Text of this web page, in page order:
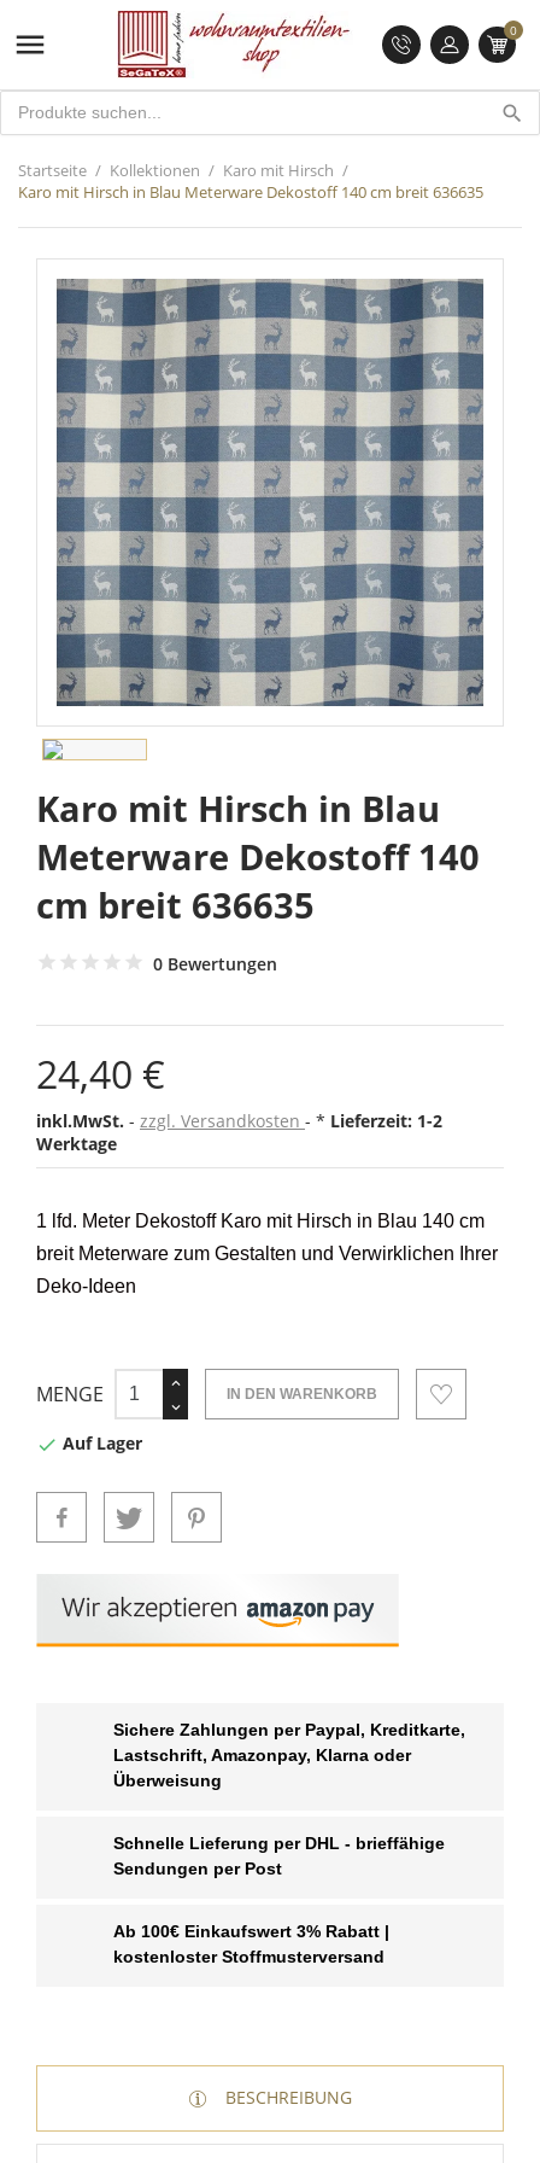
 0
search
Startseite Kollektionen
Karo mit Hirsch
Karo mit Hirsch in Blau Meterware Dekostoff 140 cm breit 636635
Karo mit Hirsch in Blau
Meterware Dekostoff 140
cm breit 636635
0 Bewertungen
24,40 €
inkl.MwSt. zzgl. Versandkosten * Lieferzeit: 1-2
Werktage
1 lfd. Meter Dekostoff Karo mit Hirsch in Blau 140 cm
breit Meterware zum Gestalten und Verwirklichen Ihrer
Deko-Ideen
MENGE IN DEN WARENKORB
 Auf Lager
Sichere Zahlungen per Paypal, Kreditkarte,
Lastschrift, Amazonpay, Klarna oder
Überweisung
Schnelle Lieferung per DHL - brieffähige
Sendungen per Post
Ab 100€ Einkaufswert 3% Rabatt |
kostenloster Stoffmusterversand
BESCHREIBUNG